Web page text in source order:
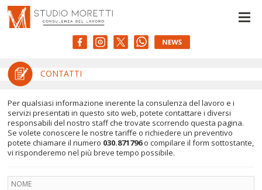
CONTATTI
Per qualsiasi informazione inerente la consulenza del lavoro e i
servizi presentati in questo sito web, potete contattare i diversi
responsabili del nostro staff che trovate scorrendo questa pagina.
Se volete conoscere le nostre tariffe o richiedere un preventivo
potete chiamare il numero 030.871796o compilare il form sottostante,
vi risponderemo nel più breve tempo possibile.
Informativa sulla raccolta
Le tue preferenze relative alla privacy